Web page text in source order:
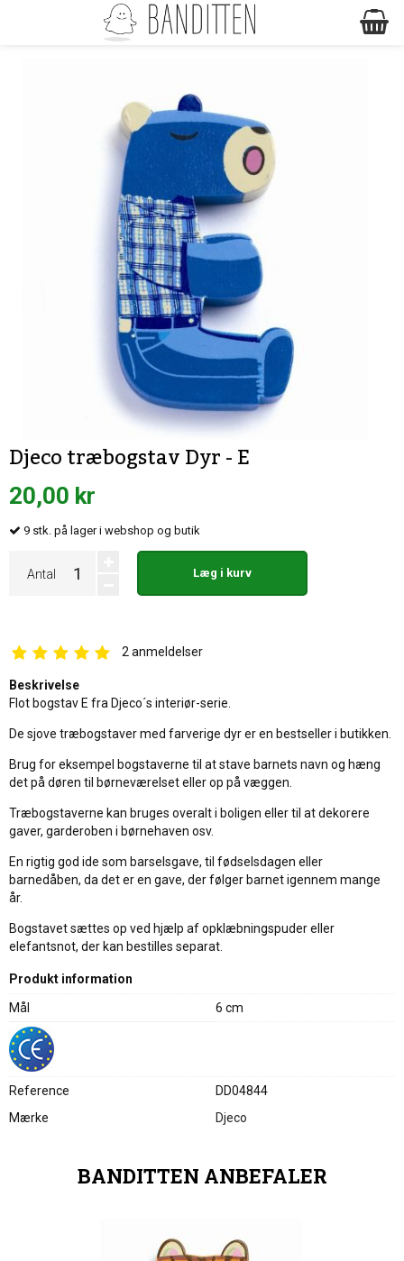
Djeco træbogstav Dyr - E
20,00 kr
9 stk. på lager i webshop og butik
Antal Læg i kurv
2 anmeldelser
Beskrivelse
Flot bogstav E fra Djeco´s interiør-serie.
De sjove træbogstaver med farverige dyr er en bestseller i butikken.
Brug for eksempel bogstaverne til at stave barnets navn og hæng
det på døren til børneværelset eller op på væggen.
Træbogstaverne kan bruges overalt i boligen eller til at dekorere
gaver, garderoben i børnehaven osv.
En rigtig god ide som barselsgave, til fødselsdagen eller
barnedåben, da det er en gave, der følger barnet igennem mange
år.
Bogstavet sættes op ved hjælp af opklæbningspuder eller
elefantsnot, der kan bestilles separat.
Produkt information
Mål
6 cm
Reference
DD04844
Mærke
Djeco
BANDITTEN ANBEFALER